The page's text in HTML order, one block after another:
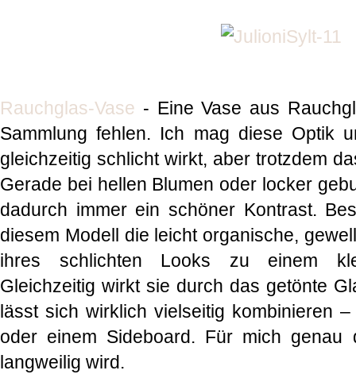
Rauchglas-Vase - Eine Vase aus
Sammlung fehlen. Ich mag diese Optik
gleichzeitig schlicht wirkt, aber trotzdem
Gerade bei hellen Blumen oder locker
dadurch immer ein schöner Kontrast.
diesem Modell die leicht organische,
ihres schlichten Looks zu einem
Gleichzeitig wirkt sie durch das getönte
lässt sich wirklich vielseitig kombinieren
oder einem Sideboard. Für mich
langweilig wird.